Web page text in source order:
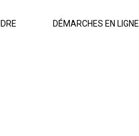
DÉMARCHES EN LIGNE